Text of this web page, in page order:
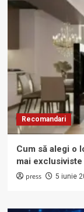
Recomandari
Cum să alegi o
mai
press 5 iunie